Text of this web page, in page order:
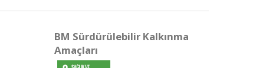
BM Sürdürülebilir Kalkınma
Amaçları